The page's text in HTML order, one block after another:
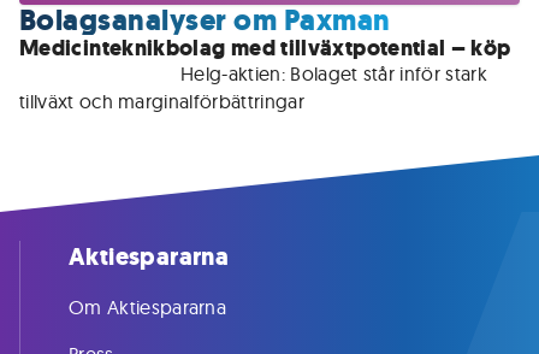
Bolagsanalyser om Paxman
Medicinteknikbolag med tillväxtpotential – köp
Helg-aktien: Bolaget står inför stark
tillväxt och marginalförbättringar
Aktiespararna
Om Aktiespararna